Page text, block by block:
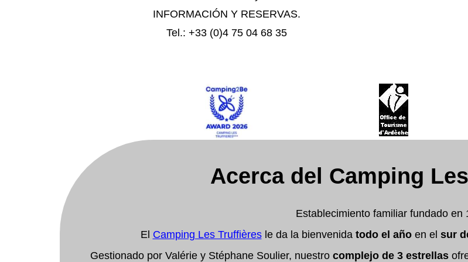
INFORMACIÓN Y RESERVAS.
Tel.: +33 (0)4 75 04 68 35
Acerca del Camping
Establecimiento familiar fundado en
El Camping Les Truffièresle da la bienvenidatodo el añoen el sur
Gestionado por Valérie y Stéphane Soulier, nuestro complejo de 3 estrellas